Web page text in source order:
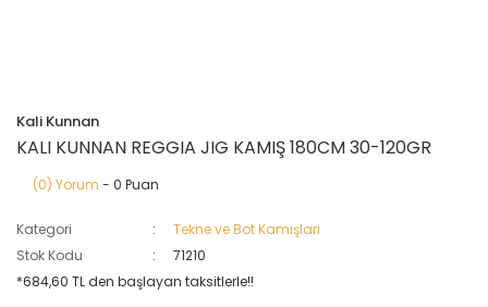
Kali Kunnan
KALI KUNNAN REGGIA JIG KAMIŞ 180CM 30-120GR
(0) Yorum - 0 Puan
Kategori
Tekne ve Bot Kamışları
Stok Kodu
71210
*684,60 TL den başlayan taksitlerle!!